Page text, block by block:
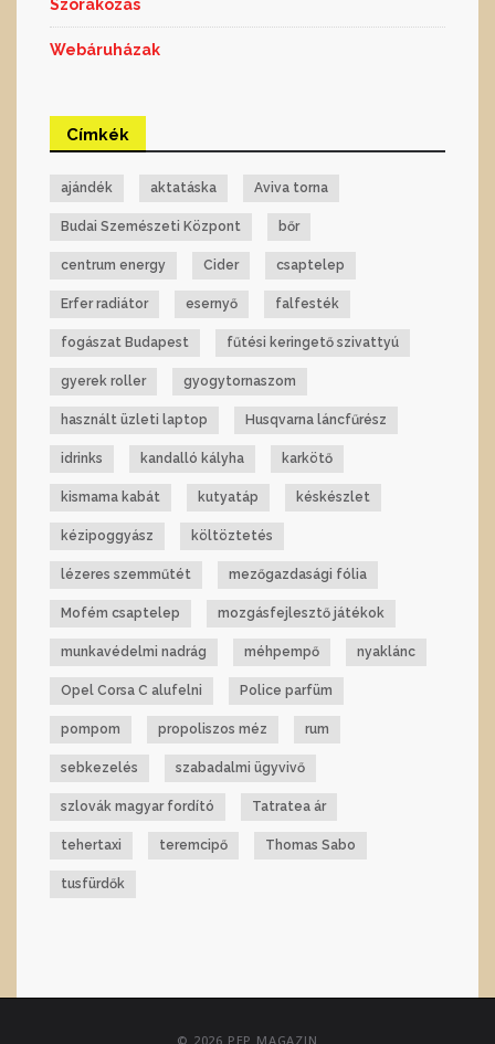
Szórakozás
Webáruházak
Címkék
ajándék aktatáska Aviva torna
Budai Szemészeti Központ bőr
centrum energy Cider csaptelep
Erfer radiátor esernyő falfesték
fogászat Budapest fűtési keringető szivattyú
gyerek roller gyogytornaszom
használt üzleti laptop Husqvarna láncfűrész
idrinks kandalló kályha karkötő
kismama kabát kutyatáp késkészlet
kézipoggyász költöztetés
lézeres szemműtét mezőgazdasági fólia
Mofém csaptelep mozgásfejlesztő játékok
munkavédelmi nadrág méhpempő nyaklánc
Opel Corsa C alufelni Police parfüm
pompom propoliszos méz rum
sebkezelés szabadalmi ügyvivő
szlovák magyar fordító Tatratea ár
tehertaxi teremcipő Thomas Sabo
tusfürdők
© 2026 PEP MAGAZIN